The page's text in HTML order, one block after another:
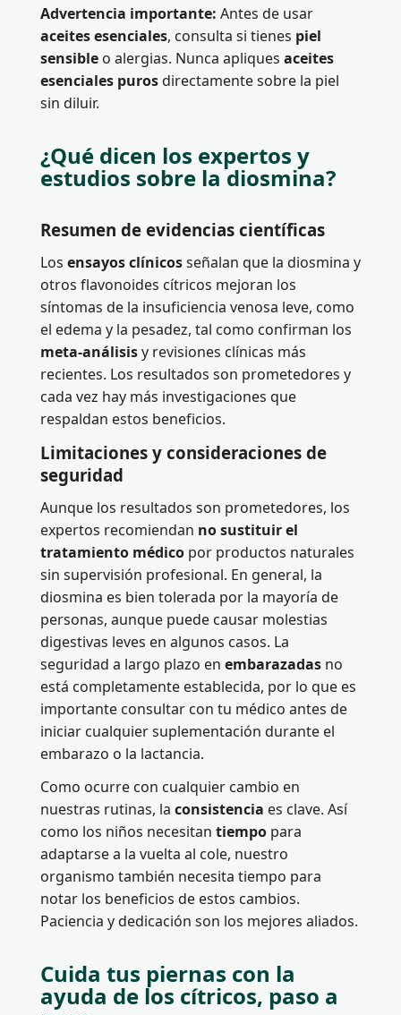
Advertencia importante: Antes de usar
aceites esenciales, consulta si tienes piel
sensible o alergias. Nunca apliques aceites
esenciales purosdirectamente sobre la piel
sin diluir.
¿Qué dicen los expertos y
estudios sobre la diosmina?
Resumen de evidencias científicas
Los ensayos clínicosseñalan que la diosmina y
otros flavonoides cítricos mejoran los
síntomas de la insuficiencia venosa leve, como
el edema y la pesadez, tal como confirman los
meta-análisisy revisiones clínicas más
recientes. Los resultados son prometedores y
cada vez hay más investigaciones que
respaldan estos beneficios.
Limitaciones y consideraciones de
seguridad
Aunque los resultados son prometedores, los
expertos recomiendan no sustituir el
tratamiento médico por productos naturales
sin supervisión profesional. En general, la
diosmina es bien tolerada por la mayoría de
personas, aunque puede causar molestias
digestivas leves en algunos casos. La
seguridad a largo plazo en embarazadas no
está completamente establecida, por lo que es
importante consultar con tu médico antes de
iniciar cualquier suplementación durante el
embarazo o la lactancia.
Como ocurre con cualquier cambio en
nuestras rutinas, la consistencia es clave. Así
como los niños necesitan tiempo para
adaptarse a la vuelta al cole, nuestro
organismo también necesita tiempo para
notar los beneficios de estos cambios.
Paciencia y dedicación son los mejores aliados.
Cuida tus piernas con la
ayuda de los cítricos, paso a